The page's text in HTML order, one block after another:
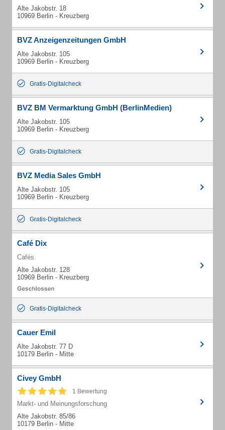
Alte Jakobstr. 18
10969 Berlin - Kreuzberg
BVZ Anzeigenzeitungen GmbH
Alte Jakobstr. 105
10969 Berlin - Kreuzberg
Gratis-Digitalcheck
BVZ BM Vermarktung GmbH (BerlinMedien)
Alte Jakobstr. 105
10969 Berlin - Kreuzberg
Gratis-Digitalcheck
BVZ Media Sales GmbH
Alte Jakobstr. 105
10969 Berlin - Kreuzberg
Gratis-Digitalcheck
Café Dix
Cafés
Alte Jakobstr. 128
10969 Berlin - Kreuzberg
Gratis-Digitalcheck
Cauer Emil
Alte Jakobstr. 77 D
10179 Berlin - Mitte
Civey GmbH
1 Bewertung
Markt- und Meinungsforschung
Alte Jakobstr. 85/86
10179 Berlin - Mitte